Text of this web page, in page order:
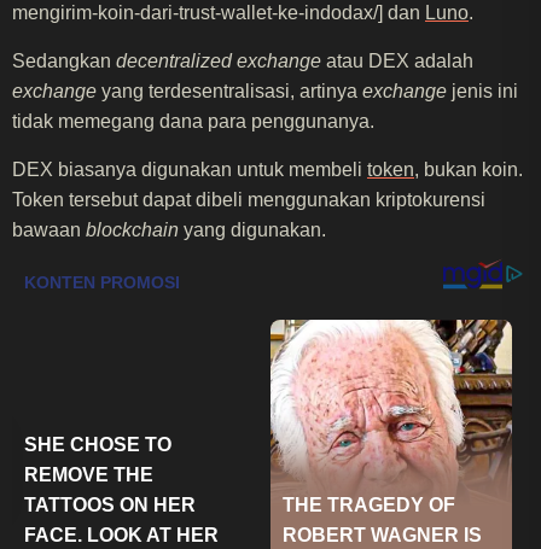
mengirim-koin-dari-trust-wallet-ke-indodax/] dan Luno.
Sedangkan decentralized exchange atau DEX adalah
exchange yang terdesentralisasi, artinya exchange jenis ini
tidak memegang dana para penggunanya.
DEX biasanya digunakan untuk membeli token, bukan koin.
Token tersebut dapat dibeli menggunakan kriptokurensi
bawaan blockchain yang digunakan.